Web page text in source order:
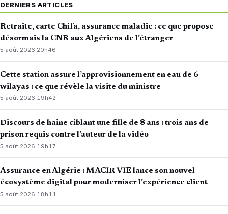
DERNIERS ARTICLES
Retraite, carte Chifa, assurance maladie : ce que propose
désormais la CNR aux Algériens de l’étranger
5 août 2026·20h46
Cette station assure l’approvisionnement en eau de 6
wilayas : ce que révèle la visite du ministre
5 août 2026·19h42
Discours de haine ciblant une fille de 8 ans : trois ans de
prison requis contre l’auteur de la vidéo
5 août 2026· 19h17
Assurance en Algérie : MACIR VIE lance son nouvel
écosystème digital pour moderniser l’expérience client
5 août 2026·18h11